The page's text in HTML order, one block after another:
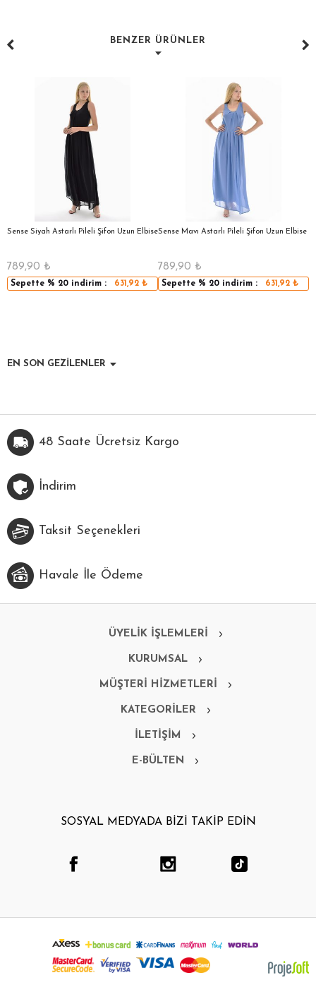
BENZER ÜRÜNLER
Sense Siyah Astarlı Pileli Şifon Uzun Elbise
789,90 ₺
Sepette % 20 indirim : 631,92₺
Sense Mavı Astarlı Pileli Şifon Uzun Elbise
789,90 ₺
Sepette % 20 indirim : 631,92₺
EN SON GEZİLENLER
48 Saate Ücretsiz Kargo
İndirim
Taksit Seçenekleri
Havale İle Ödeme
ÜYELİK İŞLEMLERİ
KURUMSAL
MÜŞTERİ HİZMETLERİ
KATEGORİLER
İLETİŞİM
E-BÜLTEN
SOSYAL MEDYADA BİZİ TAKİP EDİN